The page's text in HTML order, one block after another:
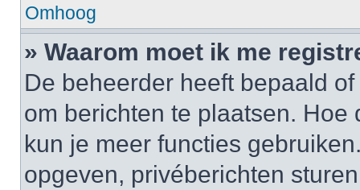
Omhoog
» Waarom moet ik me
De beheerder heeft bepaald
om berichten te plaatsen.
kun je meer functies
opgeven, privéberichten